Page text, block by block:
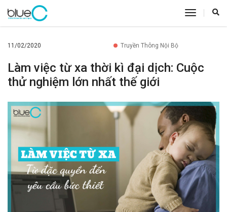
toggle
11/02/2020 Truyền Thông Nội Bộ
Làm việc từ xa thời kì đại dịch: Cuộc
thử nghiệm lớn nhất thế giới